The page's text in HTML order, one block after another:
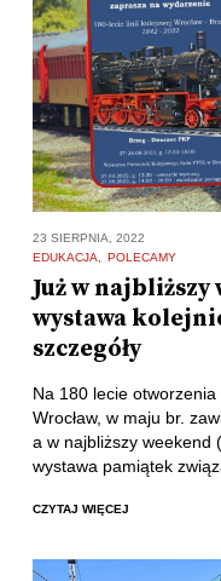
23 SIERPNIA, 2022
EDUKACJA
POLECAMY
Już w najbliższy
wystawa
szczegóły
Na 180 lecie
Wrocław, w maju br.
a w najbliższy weekend
wystawa pamiątek
CZYTAJ WIĘCEJ